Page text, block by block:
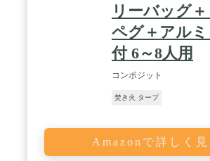
タープの表面にも防カビ・撥水加工
す。晴れの日だけでなく、雨の日で
安心的に使えます。※本製品はポリ
耐水性がございますが、大雨や荒天
避けください。 / 【4シーズン対応タ
が優れたポリコットン素材で、夏キ
陰が作れる、冬キャンプで焚き火や
す。四季に応じて、キャンプはもち
す。専用のキャリーバッグが付き、収
に乗るほどのコンパクトさ！ いつで
ンプへ持ち運びカンタンです。 / 【
リーバッグ
ペグ＋アル
付 6～8人用
コンポジット
焚き火 タープ
Amazonで詳しく見